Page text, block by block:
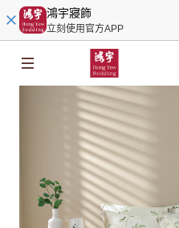
鴻宇寢飾
立刻使用官方APP